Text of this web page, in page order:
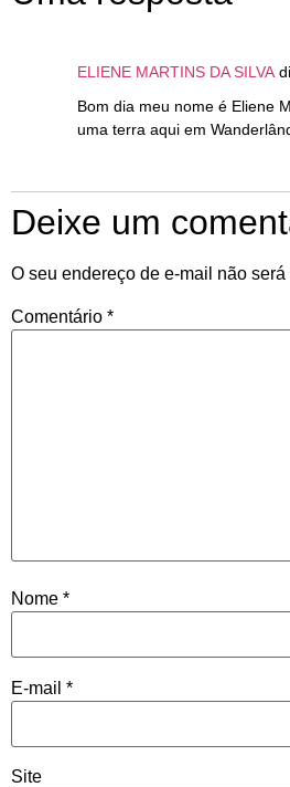
ELIENE MARTINS DA SILVA
Bom dia meu nome é Eliene
uma terra aqui em
Deixe um
O seu endereço de e-mail não
Comentário *
Nome *
E-mail *
Site